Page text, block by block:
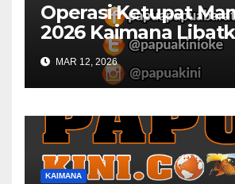
Operasi Ketupat
2026 Kaimana
Personil Gabungan
MAR 12, 2026
KAIMANA